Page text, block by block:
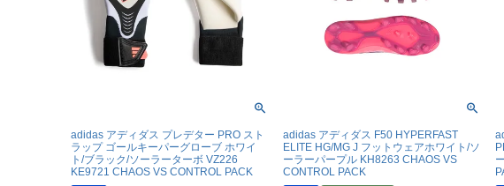
"hummel|ヒュンメル
"その他
"goleador｜ゴレアドール
adidas アディダス プレデター PRO スト
ラップ ゴールキーパーグローブ ホワイ
ト/ブラック/ソーラーターボ VZ226
KE9721 CHAOS VS CONTROL PACK
adidas アディダス F50 HYPERFAST
ELITE HG/MG J フットウェアホワイト/ソ
ーラーパープル KH8263 CHAOS VS
CONTROL PACK